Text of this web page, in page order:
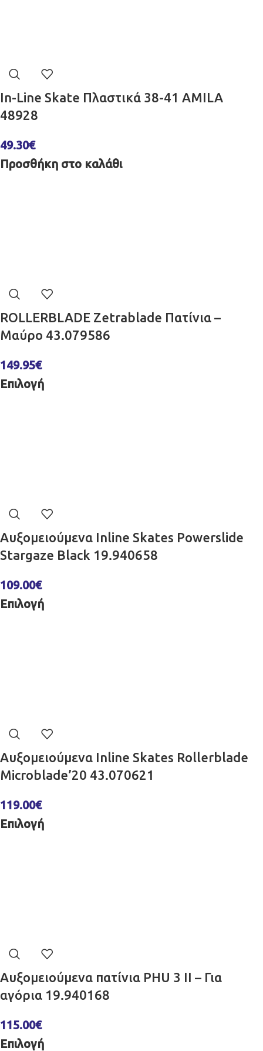
In-Line Skate Πλαστικά 38-41 AMILA
48928
49.30€
Προσθήκη στο καλάθι
ROLLERBLADE Zetrablade Πατίνια –
Μαύρo 43.079586
149.95€
Επιλογή
Αυξομειούμενα Inline Skates Powerslide
Stargaze Black 19.940658
109.00€
Επιλογή
Αυξομειούμενα Inline Skates Rollerblade
Microblade’20 43.070621
119.00€
Επιλογή
Αυξομειούμενα πατίνια PHU 3 II – Για
αγόρια 19.940168
115.00€
Επιλογή